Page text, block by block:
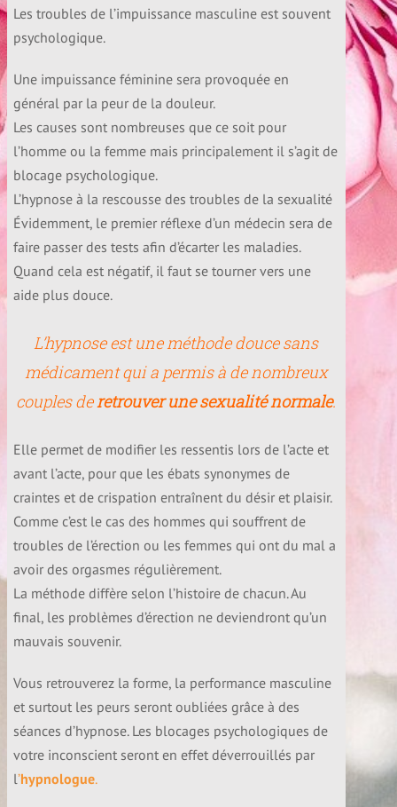
Traumatisme et hypnose
Deuil et hypnose
Phobie et Hypnose
Agoraphobie et Hypnose
Trouble de la sexualité et hypnose
Endométriose et hypnose
Douleurs et hypnose
Fibromyalgie et hypnose
Dermatologie et hypnose
Sommeil et Hypnose
Somnambulisme et hypnose
Confiance en soi et hypnose
Les troubles de l’impuissance masculine est souvent
psychologique.
Une impuissance féminine sera provoquée en
général par la peur de la douleur.
Les causes sont nombreuses que ce soit pour
l’homme ou la femme mais principalement il s’agit de
blocage psychologique.
L’hypnose à la rescousse des troubles de la sexualité
Évidemment, le premier réflexe d’un médecin sera de
faire passer des tests afin d’écarter les maladies.
Quand cela est négatif, il faut se tourner vers une
aide plus douce.
L’hypnose est une méthode douce sans
médicament qui a permis à de nombreux
couples deretrouver une sexualité normale.
Elle permet de modifier les ressentis lors de l’acte et
avant l’acte, pour que les ébats synonymes de
craintes et de crispation entraînent du désir et plaisir.
Comme c’est le cas des hommes qui souffrent de
troubles de l’érection ou les femmes qui ont du mal a
avoir des orgasmes régulièrement.
La méthode diffère selon l’histoire de chacun. Au
final, les problèmes d’érection ne deviendront qu’un
mauvais souvenir.
Vous retrouverez la forme, la performance masculine
et surtout les peurs seront oubliées grâce à des
séances d’hypnose. Les blocages psychologiques de
votre inconscient seront en effet déverrouillés par
l’hypnologue.